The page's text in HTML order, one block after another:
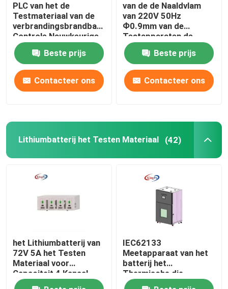
PLC van het de
Testmateriaal van de
verbrandingsbrandbaarheid
Controle Nauwkeurige
Timing
Beste prijs
Contacteer ons
van de de Naaldvlam
van 220V 50Hz
Ф0.9mm van de
Testapparaten de
Debietmeteraanpassing
Beste prijs
Contacteer ons
Lithiumbatterij het Testen Materiaal (42)
het Lithiumbatterij van
72V 5A het Testen
Materiaal voor
Capaciteit 4 Kanaal
IEC62133
Meetapparaat van het
batterij het
Thermische die
Misbruik met